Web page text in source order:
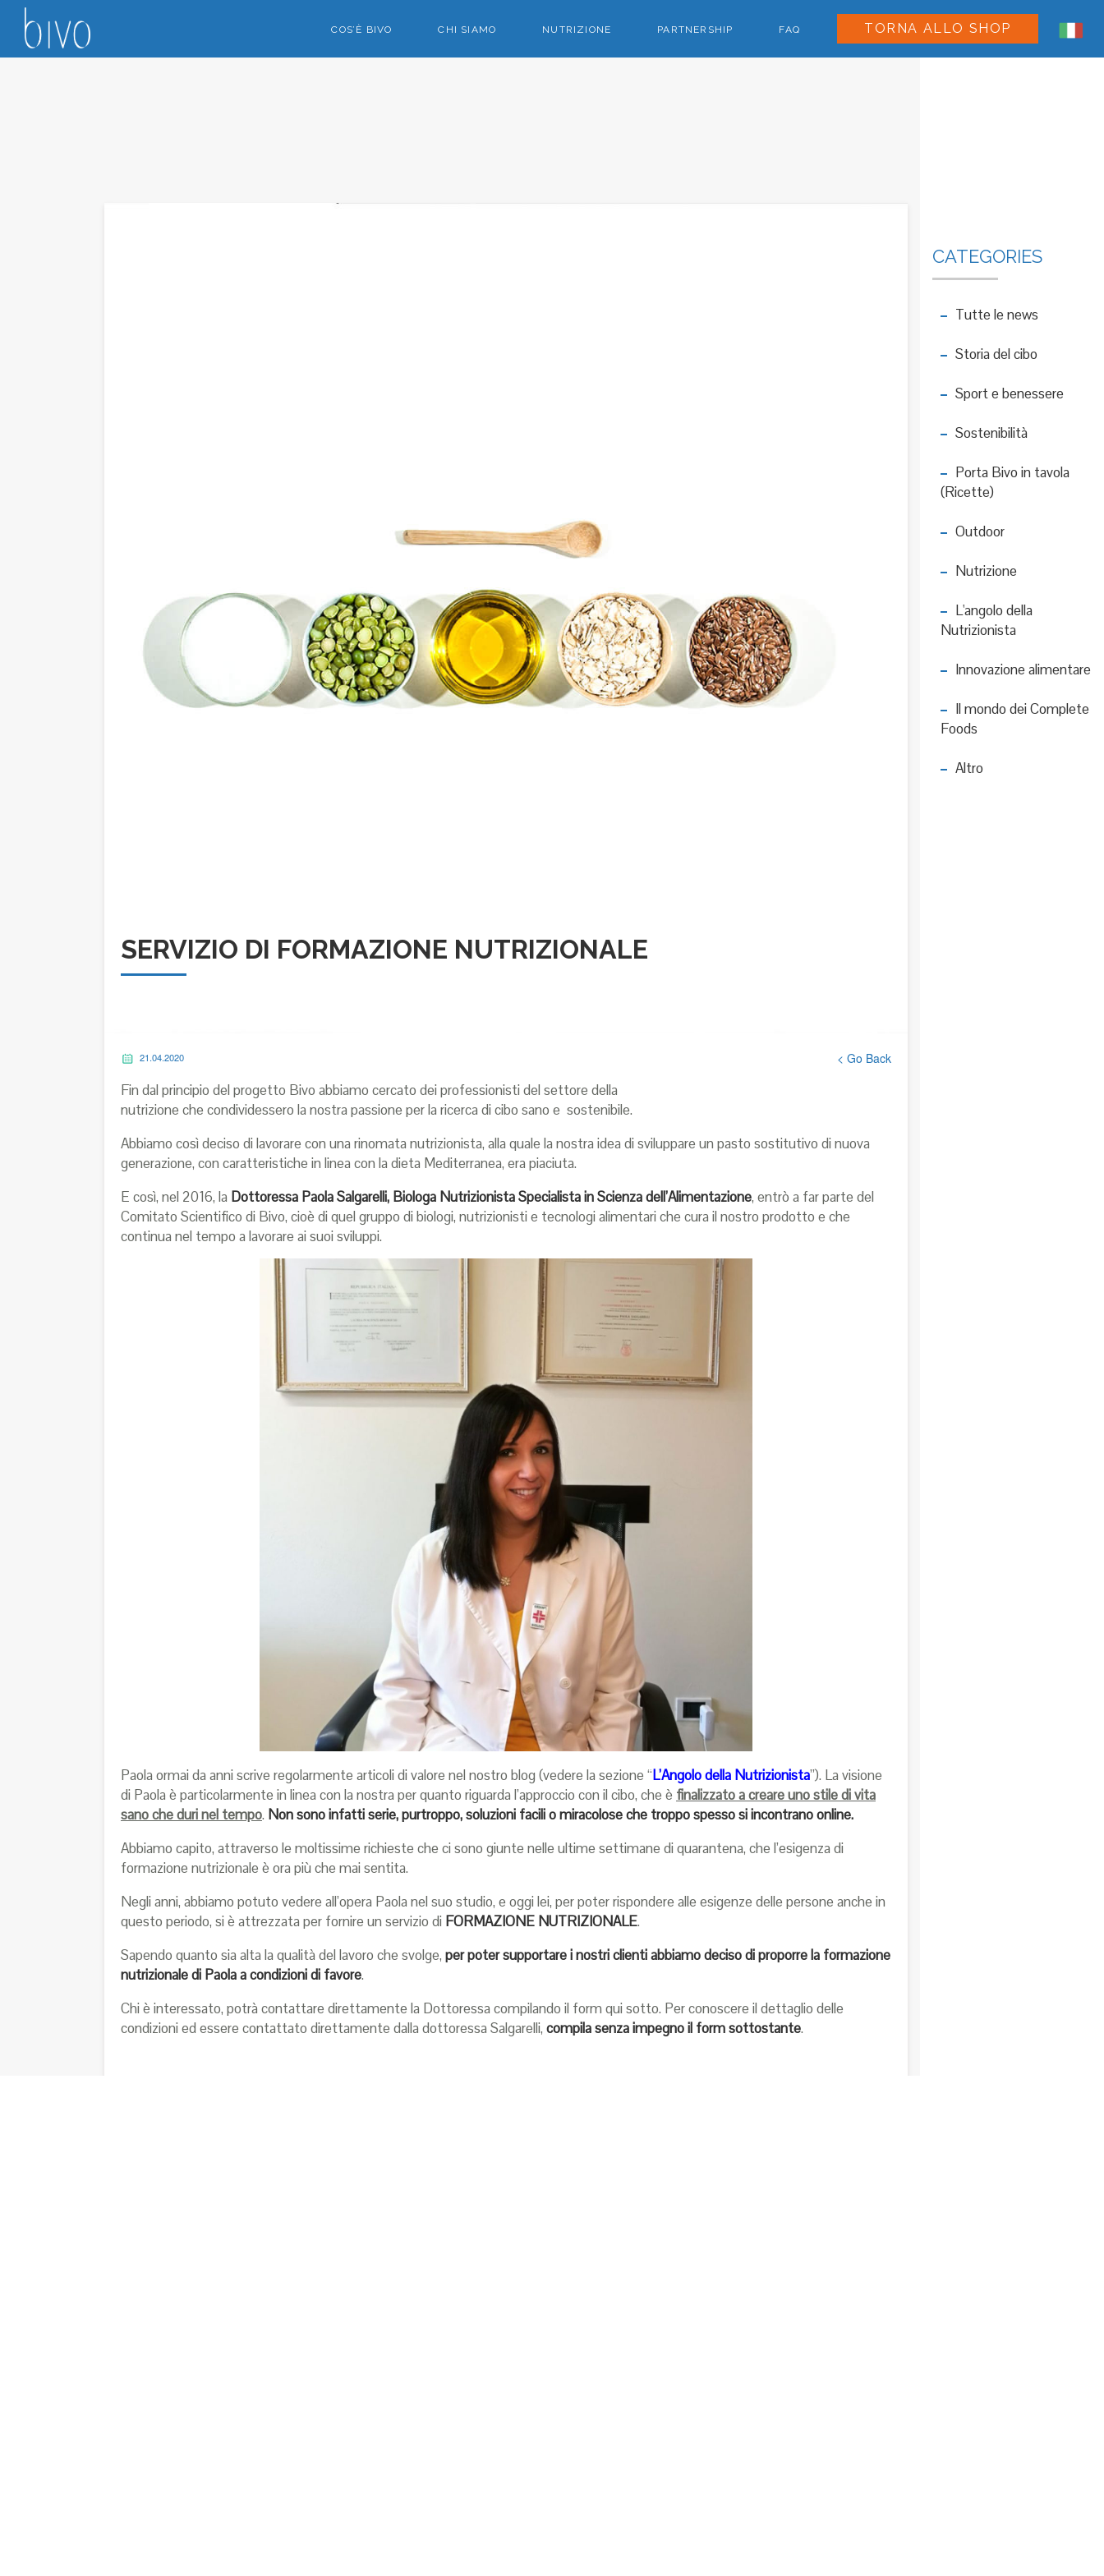
COS’È BIVO CHI SIAMO NUTRIZIONE PARTNERSHIP FAQ TORNA ALLO SHOP
SERVIZIO DI FORMAZIONE NUTRIZIONALE
21.04.2020 < Go Back
Fin dal principio del progetto Bivo abbiamo cercato dei professionisti del settore della
nutrizione che condividessero la nostra passione per la ricerca di cibo sano e sostenibile.
Abbiamo così deciso di lavorare con una rinomata nutrizionista, alla quale la nostra idea di sviluppare un pasto sostitutivo di nuova
generazione, con caratteristiche in linea con la dieta Mediterranea, era piaciuta.
E così, nel 2016, la Dottoressa Paola Salgarelli, Biologa Nutrizionista Specialista in Scienza dell’Alimentazione, entrò a far parte del
Comitato Scientifico di Bivo, cioè di quel gruppo di biologi, nutrizionisti e tecnologi alimentari che cura il nostro prodotto e che
continua nel tempo a lavorare ai suoi sviluppi.
Paola ormai da anni scrive regolarmente articoli di valore nel nostro blog (vedere la sezione “L’Angolo della Nutrizionista”). La visione
di Paola è particolarmente in linea con la nostra per quanto riguarda l’approccio con il cibo, che è finalizzato a creare uno stile di vita
sano che duri nel tempo. Non sono infatti serie, purtroppo, soluzioni facili o miracolose che troppo spesso si incontrano online.
Abbiamo capito, attraverso le moltissime richieste che ci sono giunte nelle ultime settimane di quarantena, che l’esigenza di
formazione nutrizionale è ora più che mai sentita.
Negli anni, abbiamo potuto vedere all’opera Paola nel suo studio, e oggi lei, per poter rispondere alle esigenze delle persone anche in
questo periodo, si è attrezzata per fornire un servizio di FORMAZIONE NUTRIZIONALE.
Sapendo quanto sia alta la qualità del lavoro che svolge, per poter supportare i nostri clienti abbiamo deciso di proporre la formazione
nutrizionale di Paola a condizioni di favore.
Chi è interessato, potrà contattare direttamente la Dottoressa compilando il form qui sotto. Per conoscere il dettaglio delle
condizioni ed essere contattato direttamente dalla dottoressa Salgarelli, compila senza impegno il form sottostante.
CATEGORIES
Tutte le news
Storia del cibo
Sport e benessere
Sostenibilità
Porta Bivo in tavola
(Ricette)
Outdoor
Nutrizione
L'angolo della
Nutrizionista
Innovazione alimentare
Il mondo dei Complete
Foods
Altro